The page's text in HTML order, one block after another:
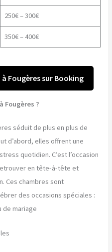
250€ – 300€
350€ – 400€
Fougères sur Booking
Fougères ?
séduit de plus en plus de
d’abord, elles offrent une
quotidien. C’est l’occasion
en tête-à-tête et
Ces chambres sont
des occasions spéciales :
de mariage